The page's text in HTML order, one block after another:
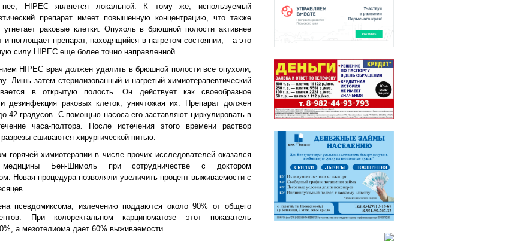
HIPEC является локальной. К тому же, используемый
препарат имеет повышенную концентрацию, что также
угнетает раковые клетки. Опухоль в брюшной полости активнее
и поглощает препарат, находящийся в нагретом состоянии, – а это
силу HIPEC еще более точно направленной.
HIPEC врач должен удалить в брюшной полости все опухоли,
Лишь затем стерилизованный и нагретый химиотерапевтический
в открытую полость. Он действует как своеобразное
дезинфекция раковых клеток, уничтожая их. Препарат должен
42 градусов. С помощью насоса его заставляют циркулировать в
часа-полтора. После истечения этого времени раствор
сшиваются хирургической нитью.
горячей химиотерапии в числе прочих исследователей оказался
медицины Бен-Шимоль при сотрудничестве с доктором
Новая процедура позволяли увеличить процент выживаемости с
псевдомиксома, излечению поддаются около 90% от общего
При колоректальном карциноматозе этот показатель
а мезотелиома дает 60% выживаемости.